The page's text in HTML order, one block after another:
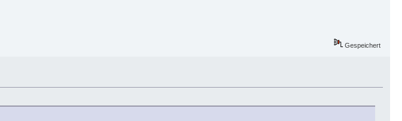
Gespeichert